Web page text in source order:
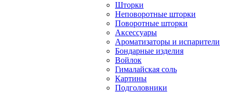
Шторки
Неповоротные шторки
Поворотные шторки
Аксессуары
Ароматизаторы и испарители
Бондарные изделия
Войлок
Гималайская соль
Картины
Подголовники